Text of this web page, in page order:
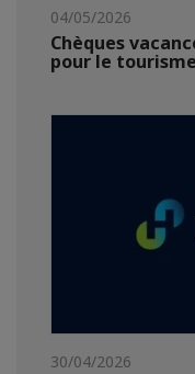
04/05/2026
Chèques
pour le
30/04/2026